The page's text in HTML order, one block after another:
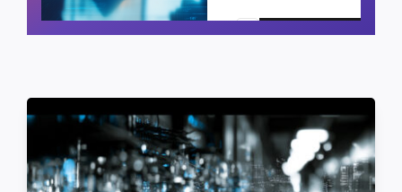
Planifier un appel